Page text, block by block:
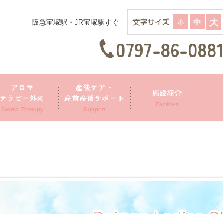
阪急宝塚駅・JR宝塚駅すぐ 小 中 大
0797-86-0881
アロマ
テラピー外来
Aroma Therapy
産後ケア・
産前産後サポート
Support
施設紹介
Facilities